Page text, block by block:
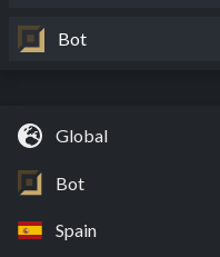
Bot
Global
Bot
Spain